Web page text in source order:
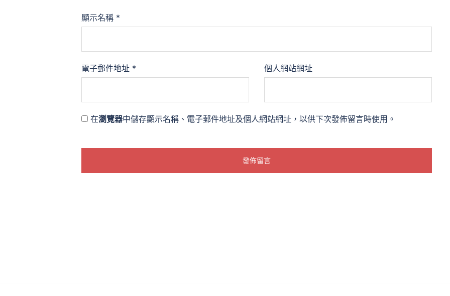
顯示名稱 *
電子郵件地址 * 個人網站網址
在瀏覽器中儲存顯示名稱、電子郵件地址及個人網站網址，以供下次發佈留言時使用。